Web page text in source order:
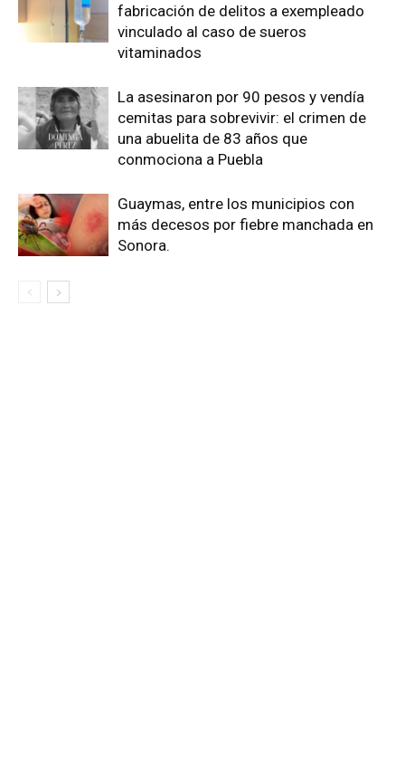
fabricación de delitos a exempleado
vinculado al caso de sueros
vitaminados
La asesinaron por 90 pesos y vendía
cemitas para sobrevivir: el crimen de
una abuelita de 83 años que
conmociona a Puebla
Guaymas, entre los municipios con
más decesos por fiebre manchada en
Sonora.